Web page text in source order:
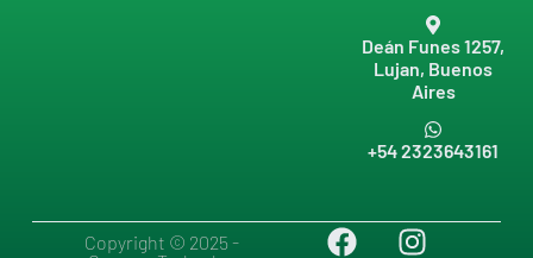
Deán Funes 1257,
Lujan, Buenos
Aires
+54 2323643161
Copyright © 2025 -